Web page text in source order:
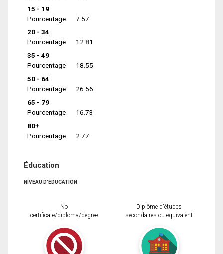
15 - 19
Pourcentage
7.57
20 - 34
Pourcentage
12.81
35 - 49
Pourcentage
18.55
50 - 64
Pourcentage
26.56
65 - 79
Pourcentage
16.73
80+
Pourcentage
2.77
Éducation
NIVEAU D'ÉDUCATION
No
certificate/diploma/degree
Diplôme d'études
secondaires ou équivalent